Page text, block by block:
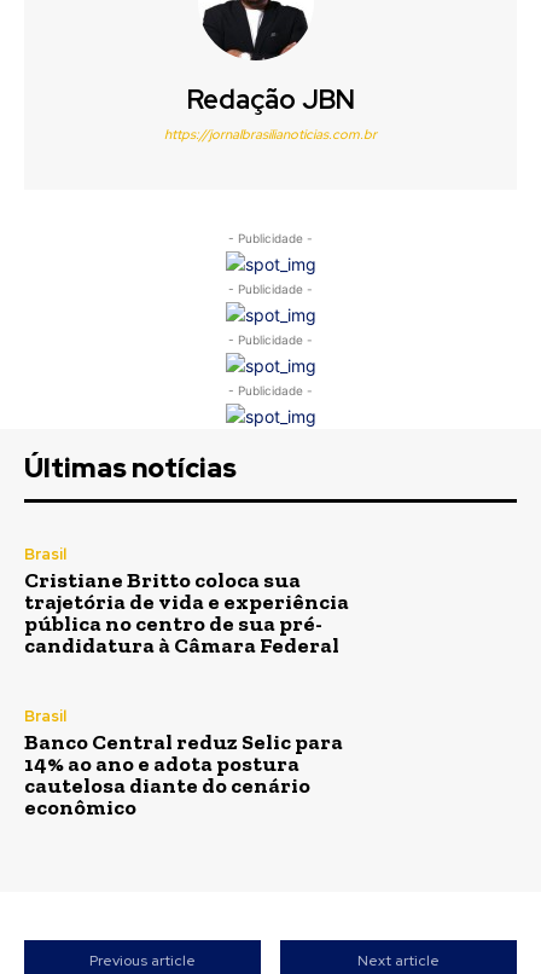
Redação JBN
https://jornalbrasilianoticias.com.br
- Publicidade -
- Publicidade -
- Publicidade -
- Publicidade -
Últimas notícias
Brasil
Cristiane Britto coloca sua
trajetória de vida e experiência
pública no centro de sua pré-
candidatura à Câmara Federal
Brasil
Banco Central reduz Selic para
14% ao ano e adota postura
cautelosa diante do cenário
econômico
Previous article Next article